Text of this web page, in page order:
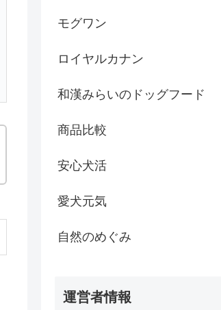
モグワン
ロイヤルカナン
和漢みらいのドッグフード
商品比較
安心犬活
愛犬元気
自然のめぐみ
運営者情報